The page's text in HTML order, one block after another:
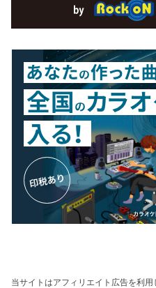
当サイトはアフィリエイト広告を利